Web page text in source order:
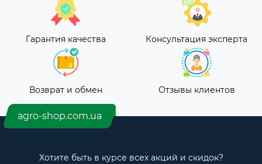
Гарантия качества Консультация эксперта
Возврат и обмен Отзывы клиентов
agro-shop.com.ua
Хотите быть в курсе всех акций и скидок?